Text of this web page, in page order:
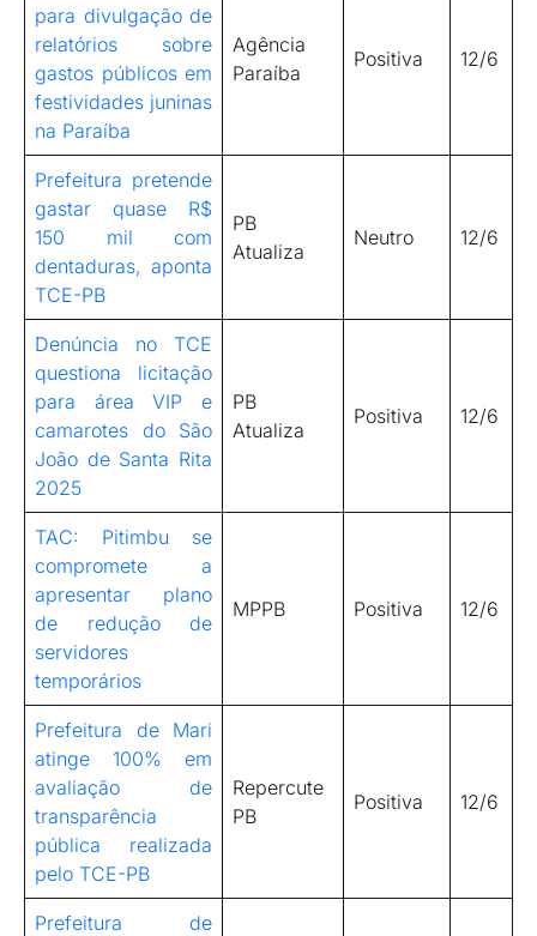
para divulgação de
relatórios sobre
gastos públicos em
festividades juninas
na Paraíba
Agência
Paraíba
Positiva 12/6
Prefeitura pretende
gastar quase R$
150 mil com
dentaduras, aponta
TCE-PB
PB
Atualiza
Neutro 12/6
Denúncia no TCE
questiona licitação
para área VIP e
camarotes do São
João de Santa Rita
2025
PB
Atualiza
Positiva 12/6
TAC: Pitimbu se
compromete a
apresentar plano
de redução de
servidores
temporários
MPPB Positiva 12/6
Prefeitura de Mari
atinge 100% em
avaliação de
transparência
pública realizada
pelo TCE-PB
Repercute
PB
Positiva 12/6
Prefeitura de